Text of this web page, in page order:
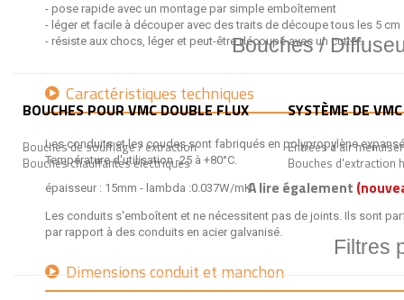
Bouches /
BOUCHES POUR VMC DOUBLE FLUX
Bouches de soufflage / extraction
Bouches chauffantes électriques
SYSTÈME DE
Entrées d'air
Bouches d'extraction
A lire également
Filtres
- pose rapide avec un montage par simple emboîtement
- léger et facile à découper avec des traits de découpe tous les 5 cm
- résiste aux chocs, léger et peut-être découpé avec un cutter.
Caractéristiques techniques
Les conduits et les coudes sont fabriqués en polypropylène
Température d'utilisation -25 à +80°C.
épaisseur : 15mm - lambda :0.037W/mK
Les conduits s'emboîtent et ne nécessitent pas de joints. Ils sont
par rapport à des conduits en acier galvanisé.
Dimensions conduit et manchon